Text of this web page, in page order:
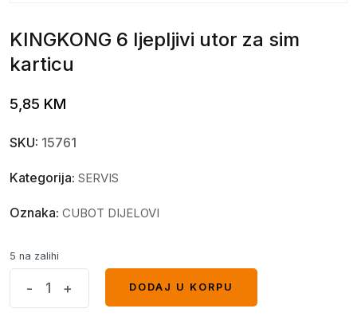
KINGKONG 6 ljepljivi utor za sim
karticu
5,85 KM
SKU: 15761
Kategorija: SERVIS
Oznaka: CUBOT DIJELOVI
5 na zalihi
- +
DODAJ U KORPU